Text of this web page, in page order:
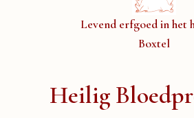
Levend erfgoed in het
Boxtel
Heilig